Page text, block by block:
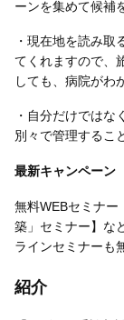
ーンを集めて候補
・現在地を読み取
てくれますので、
しても、病院がわ
・自分だけでは
別々で管理するこ
最新キャンペーン
無料WEBセミナー
築」セミナー】な
ラインセミナーも
紹介